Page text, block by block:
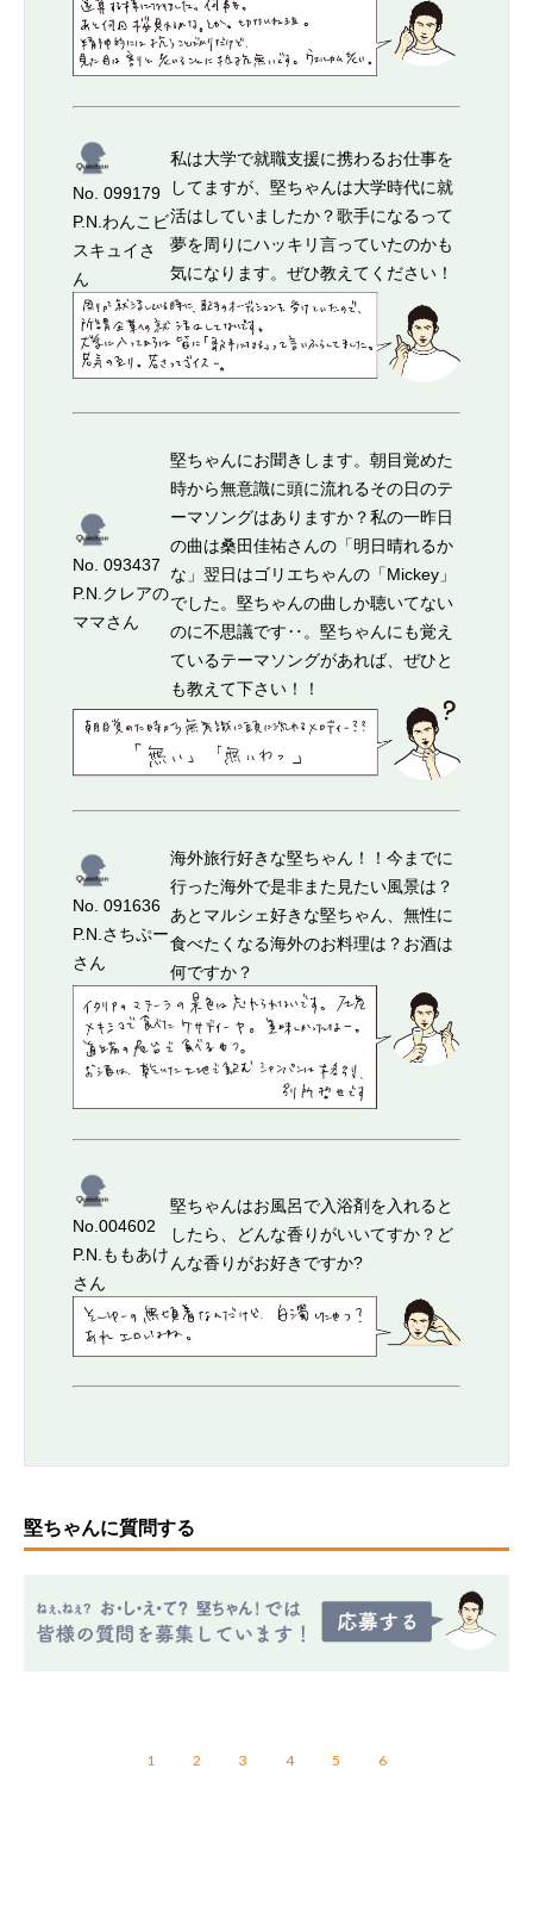
No. 099179
P.N.わんこビ
スキュイさ
ん
私は大学で就職支援に携わるお仕事を
してますが、堅ちゃんは大学時代に就
活はしていましたか？歌手になるって
夢を周りにハッキリ言っていたのかも
気になります。ぜひ教えてください！
No. 093437
P.N.クレアの
ママさん
堅ちゃんにお聞きします。朝目覚めた
時から無意識に頭に流れるその日のテ
ーマソングはありますか？私の一昨日
の曲は桑田佳祐さんの「明日晴れるか
な」翌日はゴリエちゃんの「Mickey」
でした。堅ちゃんの曲しか聴いてない
のに不思議です‥。堅ちゃんにも覚え
ているテーマソングがあれば、ぜひと
も教えて下さい！！
No. 091636
P.N.さちぷー
さん
海外旅行好きな堅ちゃん！！今までに
行った海外で是非また見たい風景は？
あとマルシェ好きな堅ちゃん、無性に
食べたくなる海外のお料理は？お酒は
何ですか？
No.004602
P.N.ももあけ
さん
堅ちゃんはお風呂で入浴剤を入れると
したら、どんな香りがいいてすか？ど
んな香りがお好きですか?
堅ちゃんに質問する
1 2 3 4 5 6